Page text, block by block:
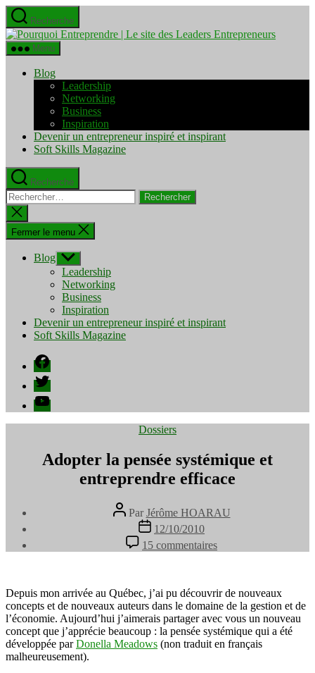
Aller
au
contenu
Recherche
Pourquoi
Menu
Blog
Leadership
Networking
Business
Inspiration
Devenir un entrepreneur inspiré et inspirant
Soft Skills Magazine
Recherche
Rechercher :
Fermer
la
recherche
Fermer le menu
Blog Afficher
le
sous-
menu
Leadership
Networking
Business
Inspiration
Devenir un entrepreneur inspiré et inspirant
Soft Skills Magazine
Facebook
Twitter
YouTube
Catégories
Dossiers
Adopter la pensée systémique et
entreprendre efficace
Auteur
de
l’article
Par Jérôme HOARAU
Date
de
l’article
12/10/2010
15 commentaires
Adopter
systémique
et
entreprendre
efficace
Depuis mon arrivée au Québec, j’ai pu découvrir de nouveaux
concepts et de nouveaux auteurs dans le domaine de la gestion et de
l’économie. Aujourd’hui j’aimerais partager avec vous un nouveau
concept que j’apprécie beaucoup : la pensée systémique qui a été
développée parDonella Meadows (non traduit en français
malheureusement).